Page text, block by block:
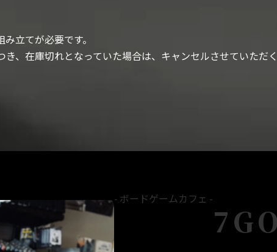
立てが必要です。
、在庫切れとなっていた場合は、キャンセルさせていただ
- ボードゲームカフェ -